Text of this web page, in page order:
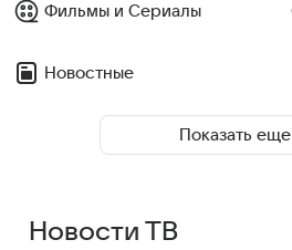
Фильмы и Сериалы
Новостные
Показать еще
Новости ТВ